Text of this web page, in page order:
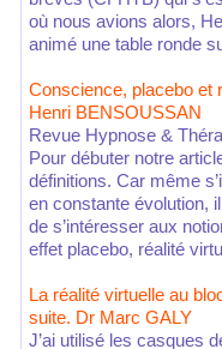
où nous avions alors,
animé une table ronde
Conscience, placebo et
Henri BENSOUSSAN
Revue Hypnose &
Pour débuter notre
définitions. Car même
en constante évolution,
de s’intéresser aux
effet placebo, réalité
La réalité virtuelle au
suite. Dr Marc GALY
J’ai utilisé les casques